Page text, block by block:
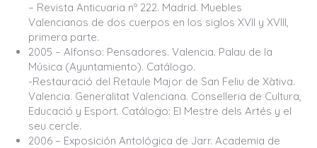
– Revista Anticuaria nº 222. Madrid. Muebles
Valencianos de dos cuerpos en los siglos XVII y XVIII,
primera parte.
2005 – Alfonso: Pensadores. Valencia. Palau de la
Música (Ayuntamiento). Catálogo.
-Restauració del Retaule Major de San Feliu de Xàtiva.
Valencia. Generalitat Valenciana. Conselleria de Cultura,
Educació y Esport. Catálogo: El Mestre dels Artés y el
seu cercle.
2006 – Exposición Antológica de Jarr. Academia de